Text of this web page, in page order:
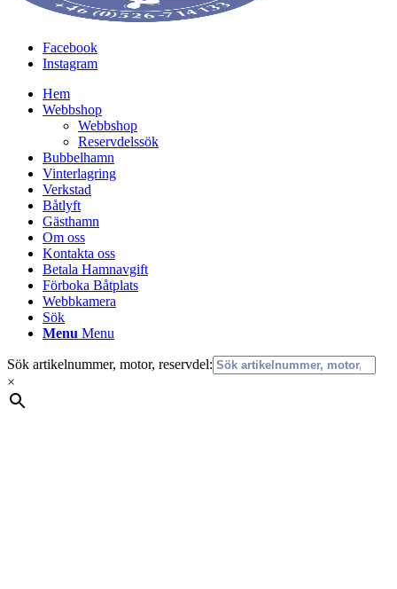
Facebook
Instagram
Hem
Webbshop
Webbshop
Reservdelssök
Bubbelhamn
Vinterlagring
Verkstad
Båtlyft
Gästhamn
Om oss
Kontakta oss
Betala Hamnavgift
Förboka Båtplats
Webbkamera
Sök
Menu Menu
Sök artikelnummer, motor, reservdel:
×